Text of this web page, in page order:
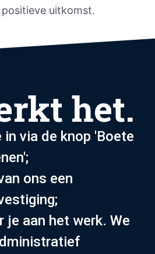
uitkomst.
het.
in via de knop 'Boete
ons een
je aan het werk. We